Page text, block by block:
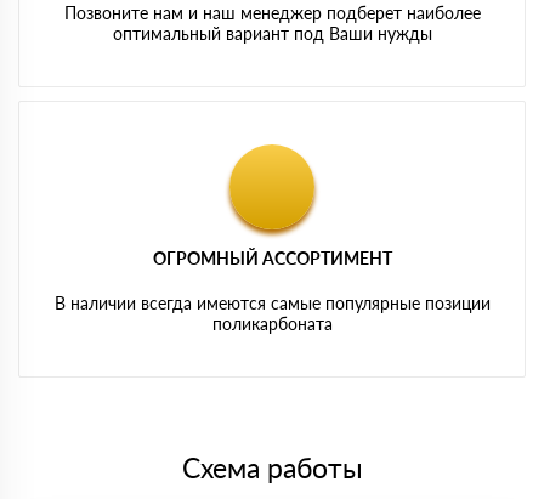
Позвоните нам и наш менеджер подберет наиболее
оптимальный вариант под Ваши нужды
ОГРОМНЫЙ АССОРТИМЕНТ
В наличии всегда имеются самые популярные позиции
поликарбоната
Схема работы